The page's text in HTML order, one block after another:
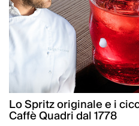
Lo Spritz originale e i
Caffè Quadri dal 1778